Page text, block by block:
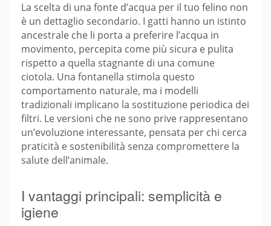
La scelta di una fonte d’acqua per il tuo felino non
è un dettaglio secondario. I gatti hanno un istinto
ancestrale che li porta a preferire l’acqua in
movimento, percepita come più sicura e pulita
rispetto a quella stagnante di una comune
ciotola. Una fontanella stimola questo
comportamento naturale, ma i modelli
tradizionali implicano la sostituzione periodica dei
filtri. Le versioni che ne sono prive rappresentano
un’evoluzione interessante, pensata per chi cerca
praticità e sostenibilità senza compromettere la
salute dell’animale.
I vantaggi principali: semplicità e
igiene